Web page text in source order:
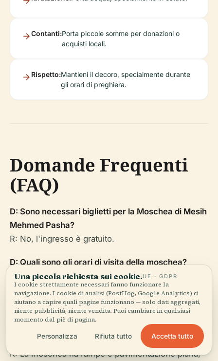
Contanti:Porta piccole somme per donazioni o
acquisti locali.
Rispetto:Mantieni il decoro, specialmente durante
gli orari di preghiera.
Domande Frequenti
(FAQ)
D: Sono necessari biglietti per la Moschea di Mesih
Mehmed Pasha?
R: No, l'ingresso è gratuito.
D: Quali sono gli orari di visita della moschea?
R: Aperta tutti i giorni dalle 9:00 alle 18:00, tranne
durante gli orari di preghiera e il venerdì a
mezzogiorno.
D: La moschea è accessibile ai visitatori con
disabilità?
R: La moschea ha rampe e pavimentazione piana,
Una piccola richiesta sui cookie.UE · GDPR
I cookie strettamente necessari fanno funzionare la
navigazione. I cookie di analisi (PostHog, Google Analytics) ci
aiutano a capire quali pagine funzionano — solo dati aggregati,
niente pubblicità, niente vendita. Puoi cambiare in qualsiasi
momento dal piè di pagina.
Personalizza Rifiuta tutto Accetta tutto